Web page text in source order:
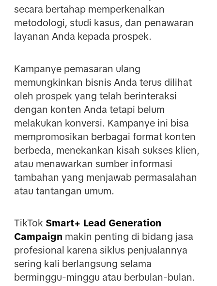
secara bertahap memperkenalkan
metodologi, studi kasus, dan penawaran
layanan Anda kepada prospek.
Kampanye pemasaran ulang
memungkinkan bisnis Anda terus dilihat
oleh prospek yang telah berinteraksi
dengan konten Anda tetapi belum
melakukan konversi. Kampanye ini bisa
mempromosikan berbagai format konten
berbeda, menekankan kisah sukses klien,
atau menawarkan sumber informasi
tambahan yang menjawab permasalahan
atau tantangan umum.
TikTok Smart+ Lead Generation
Campaign makin penting di bidang jasa
profesional karena siklus penjualannya
sering kali berlangsung selama
berminggu-minggu atau berbulan-bulan.